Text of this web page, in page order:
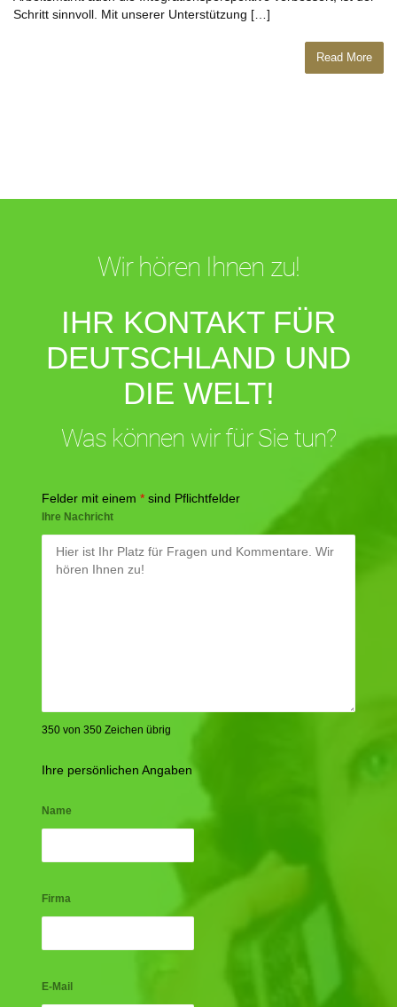
Schritt sinnvoll. Mit unserer Unterstützung […]
Read More
Wir hören Ihnen zu!
IHR KONTAKT FÜR
DEUTSCHLAND UND
DIE WELT!
Was können wir für Sie tun?
Felder mit einem * sind Pflichtfelder
Ihre Nachricht
350 von 350 Zeichen übrig
Ihre persönlichen Angaben
Name
Firma
E-Mail